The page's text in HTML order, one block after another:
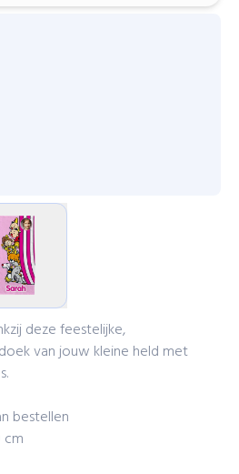
deze feestelijke,
van jouw kleine held met
bestellen
cm